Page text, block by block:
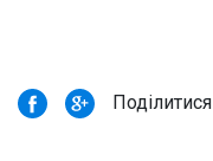
Поділитися